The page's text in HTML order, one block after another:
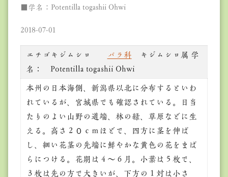
■学名：Potentilla togashii Ohwi
2018-07-01
エチゴキジムシロ バラ科 キジムシロ属 学
名： Potentilla togashii Ohwi
本州の日本海側、新潟県以北に分布するといわ
れているが、宮城県でも確認されている。日当
たりのよい山野の道端、林の緑、草原などに生
える。高さ２０ｃｍほどで、四方に茎を伸ば
し、細い花茎の先端に鮮やかな黄色の花をまば
らにつける。花期は４～６月。小葉は５枚で、
３枚は先の方で大きいが、下方の１対は小さ